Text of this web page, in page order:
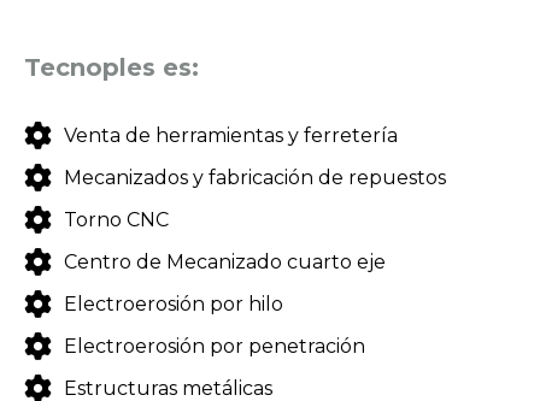
Tecnoples es:
Venta de herramientas y ferretería
Mecanizados y fabricación de repuestos
Torno CNC
Centro de Mecanizado cuarto eje
Electroerosión por hilo
Electroerosión por penetración
Estructuras metálicas